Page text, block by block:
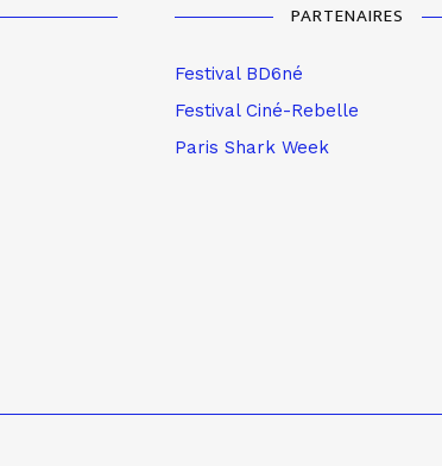
PARTENAIRES
Festival BD6né
Festival Ciné-Rebelle
Paris Shark Week